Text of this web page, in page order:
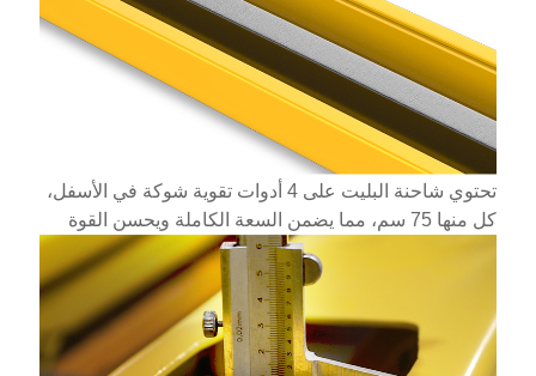
تحتوي شاحنة البليت على 4 أدوات تقوية شوكة في الأسفل،
كل منها 75 سم، مما يضمن السعة الكاملة ويحسن القوة